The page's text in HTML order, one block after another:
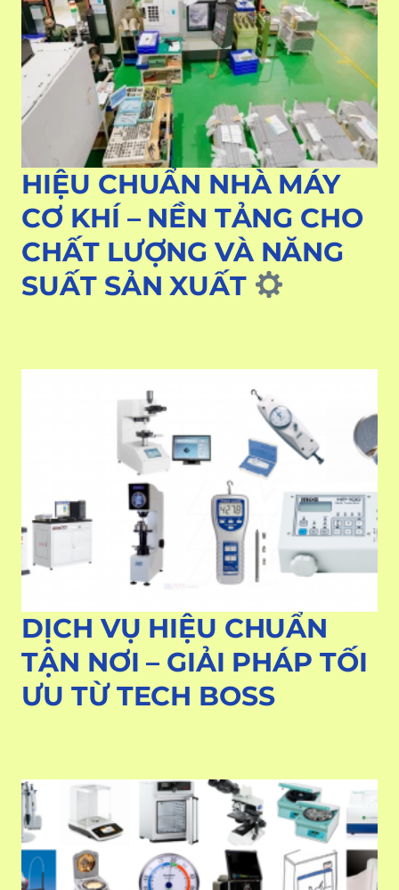
HIỆU CHUẨN NHÀ MÁY
CƠ KHÍ – NỀN TẢNG CHO
CHẤT LƯỢNG VÀ NĂNG
SUẤT SẢN XUẤT
DỊCH VỤ HIỆU CHUẨN
TẬN NƠI – GIẢI PHÁP TỐI
ƯU TỪ TECH BOSS